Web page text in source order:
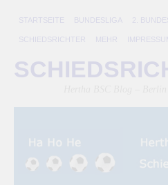
STARTSEITE BUNDESLIGA 2.
SCHIEDSRICHTER MEHR